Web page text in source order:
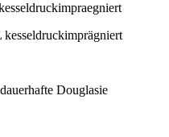
Douglasie